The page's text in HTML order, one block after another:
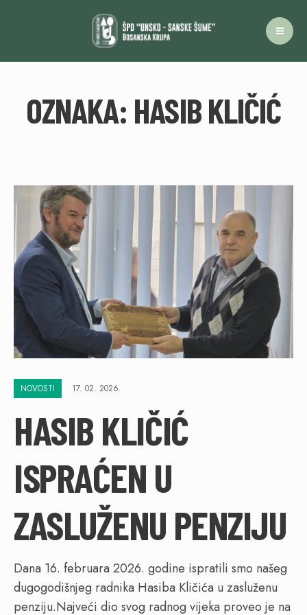
OZNAKA: HASIB KLIČIĆ
NOVOSTI 17. 02. 2026.
HASIB KLIČIĆ
ISPRAĆEN U
ZASLUŽENU PENZIJU
Dana 16. februara 2026. godine ispratili smo našeg
dugogodišnjeg radnika Hasiba Kličića u zasluženu
penziju.Najveći dio svog radnog vijeka proveo je na